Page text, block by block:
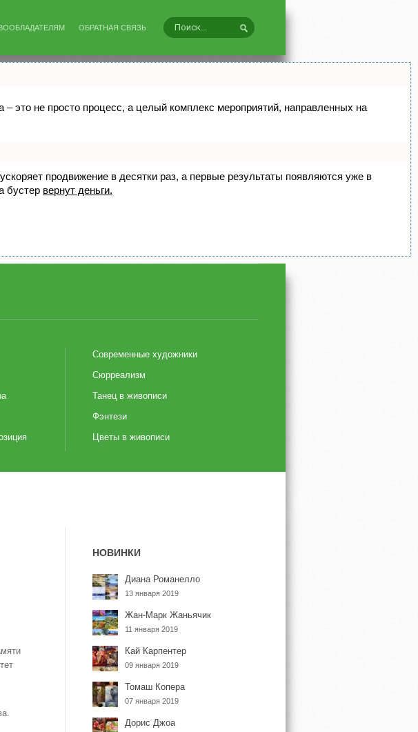
ОБРАТНАЯ СВЯЗЬ
– это не просто процесс, а целый комплекс мероприятий, направленных на
продвижение в десятки раз, а первые результаты появляются уже в
бустер вернут деньги.
Современные художники
Сюрреализм
Танец в живописи
Фэнтези
Цветы в живописи
НОВИНКИ
Диана Романелло
13 января 2019
Жан-Марк Жаньячик
11 января 2019
Кай Карпентер
09 января 2019
Томаш Копера
07 января 2019
Дорис Джоа